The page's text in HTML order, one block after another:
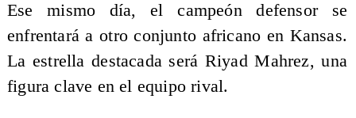
Ese mismo día, el campeón defensor se
enfrentará a otro conjunto africano en Kansas.
La estrella destacada será Riyad Mahrez, una
figura clave en el equipo rival.